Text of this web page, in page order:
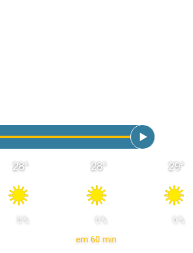
28°
0 %
em 60 min
28°
0 %
29°
0 %